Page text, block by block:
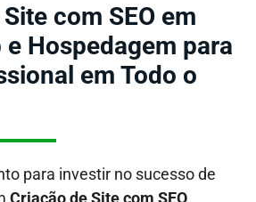
com SEO em
e Hospedagem para
em Todo o
para investir no sucesso de
Criação de Site com SEO